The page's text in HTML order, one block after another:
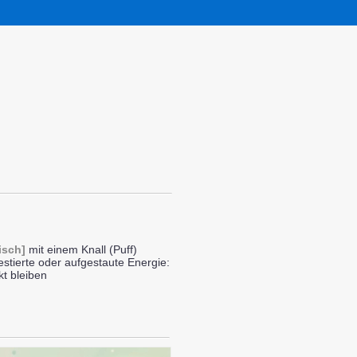
mit einem Knall (Puff)
oder aufgestaute Energie:
bleiben